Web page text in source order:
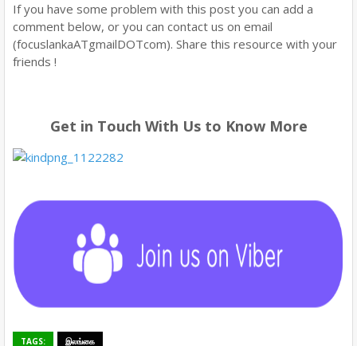
If you have some problem with this post you can add a
comment below, or you can contact us on email
(focuslankaATgmailDOTcom). Share this resource with your
friends !
Get in Touch With Us to Know More
TAGS: இலங்கை